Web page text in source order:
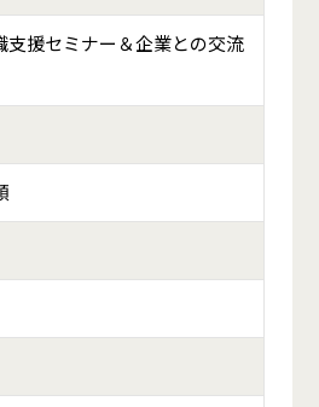
支援セミナー＆企業との交流